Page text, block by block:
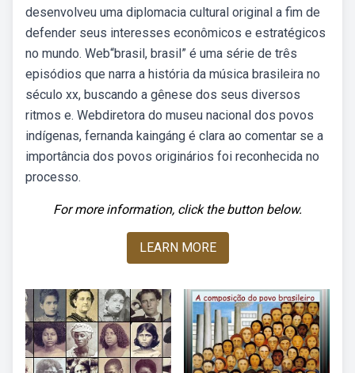
desenvolveu uma diplomacia cultural original a fim de
defender seus interesses econômicos e estratégicos
no mundo. Web“brasil, brasil” é uma série de três
episódios que narra a história da música brasileira no
século xx, buscando a gênese dos seus diversos
ritmos e. Webdiretora do museu nacional dos povos
indígenas, fernanda kaingáng é clara ao comentar se a
importância dos povos originários foi reconhecida no
processo.
For more information, click the button below.
LEARN MORE